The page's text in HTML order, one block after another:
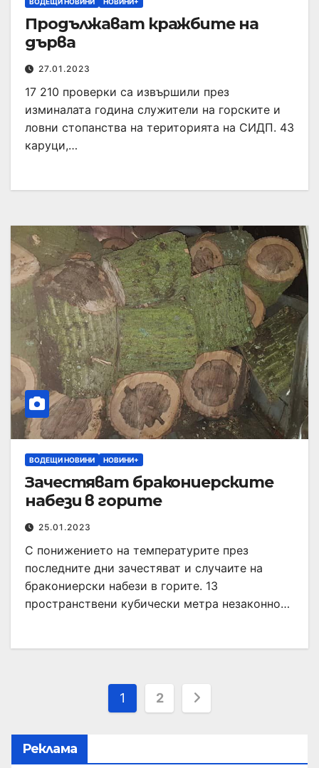
Продължават кражбите на
дърва
27.01.2023
17 210 проверки са извършили през
изминалата година служители на горските и
ловни стопанства на територията на СИДП. 43
каруци,…
ВОДЕЩИ НОВИНИ НОВИНИ+
Зачестяват бракониерските
набези в горите
25.01.2023
С понижението на температурите през
последните дни зачестяват и случаите на
бракониерски набези в горите. 13
пространствени кубически метра незаконно…
1 2
Реклама